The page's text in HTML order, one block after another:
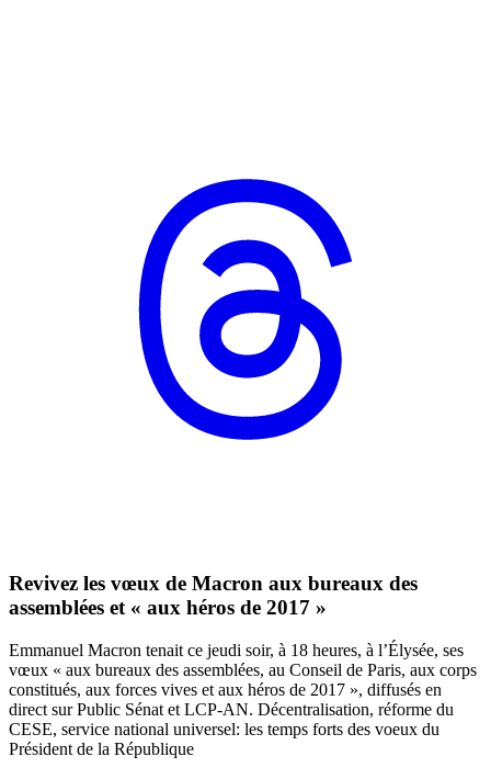
Revivez les vœux de Macron aux bureaux des
assemblées et « aux héros de 2017 »
Emmanuel Macron tenait ce jeudi soir, à 18 heures, à l’Élysée, ses
vœux « aux bureaux des assemblées, au Conseil de Paris, aux corps
constitués, aux forces vives et aux héros de 2017 », diffusés en
direct sur Public Sénat et LCP-AN. Décentralisation, réforme du
CESE, service national universel: les temps forts des voeux du
Président de la République